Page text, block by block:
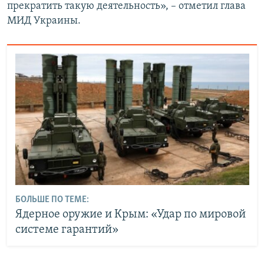
прекратить такую деятельность», – отметил глава
МИД Украины.
БОЛЬШЕ ПО ТЕМЕ:
Ядерное оружие и Крым: «Удар по мировой
системе гарантий»